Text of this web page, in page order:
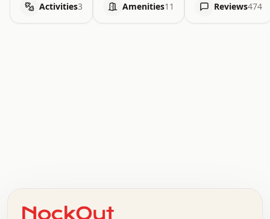
Activities3 Amenities11 Reviews474
+   .   .   .   .   .   .   .   .   .   +   .   .